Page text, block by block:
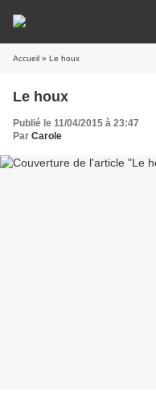
Accueil » Le houx
Le houx
Publié le 11/04/2015 à 23:47
Par Carole